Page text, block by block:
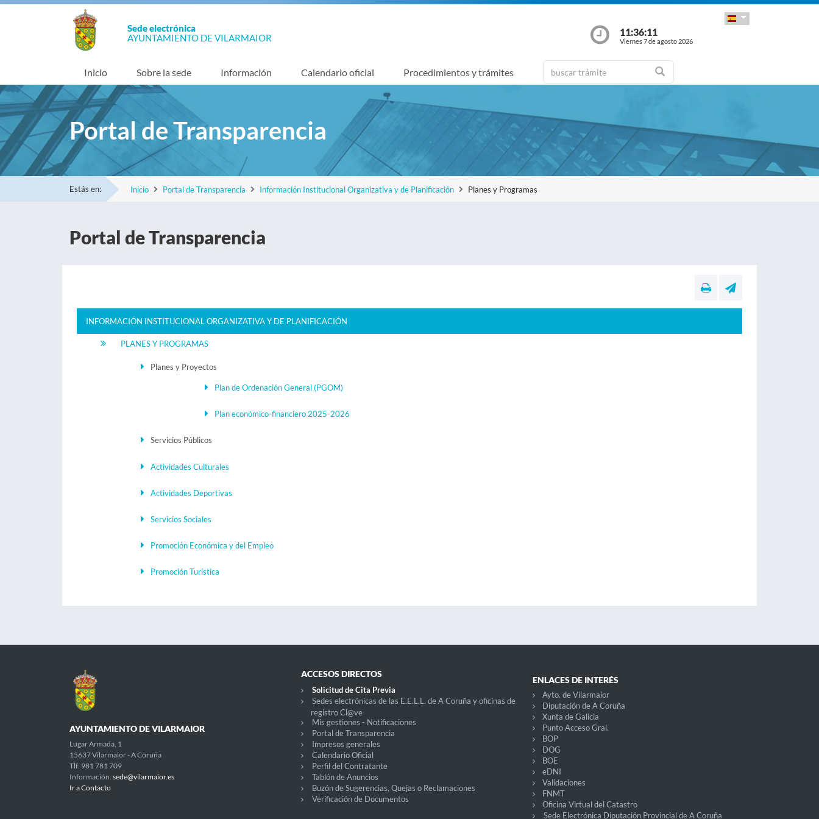
Sede electrónica
AYUNTAMIENTO DE VILARMAIOR
11:36:12
Viernes 7 de agosto 2026
Inicio Sobre la sede Información Calendario oficial Procedimientos y trámites
Portal de Transparencia
Estás en: Inicio Portal de Transparencia Información Institucional Organizativa y de Planificación Planes y Programas
Portal de Transparencia
INFORMACIÓN INSTITUCIONAL ORGANIZATIVA Y DE PLANIFICACIÓN
PLANES Y PROGRAMAS
Planes y Proyectos
Plan de Ordenación General (PGOM)
Plan económico-financiero 2025-2026
Servicios Públicos
Actividades Culturales
Actividades Deportivas
Servicios Sociales
Promoción Económica y del Empleo
Promoción Turística
AYUNTAMIENTO DE VILARMAIOR
Lugar Armada, 1
15637 Vilarmaior - A Coruña
Tlf: 981 781 709
Información: sede@vilarmaior.es
Ir a Contacto
ACCESOS DIRECTOS
Solicitud de Cita Previa
Sedes electrónicas de las E.E.L.L. de A Coruña y oficinas de
registro Cl@ve
Mis gestiones - Notificaciones
Portal de Transparencia
Impresos generales
Calendario Oficial
Perfil del Contratante
Tablón de Anuncios
Buzón de Sugerencias, Quejas o Reclamaciones
Verificación de Documentos
ENLACES DE INTERÉS
Ayto. de Vilarmaior
Diputación de A Coruña
Xunta de Galicia
Punto Acceso Gral.
BOP
DOG
BOE
eDNI
Validaciones
FNMT
Oficina Virtual del Catastro
Sede Electrónica Diputación Provincial de A Coruña